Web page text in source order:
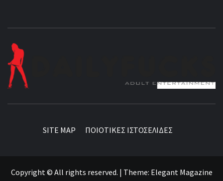
SITE MAP ΠΟΙΟΤΙΚΕΣ ΙΣΤΟΣΕΛΙΔΕΣ
Copyright © All rights reserved. | Theme: Elegant Magazine